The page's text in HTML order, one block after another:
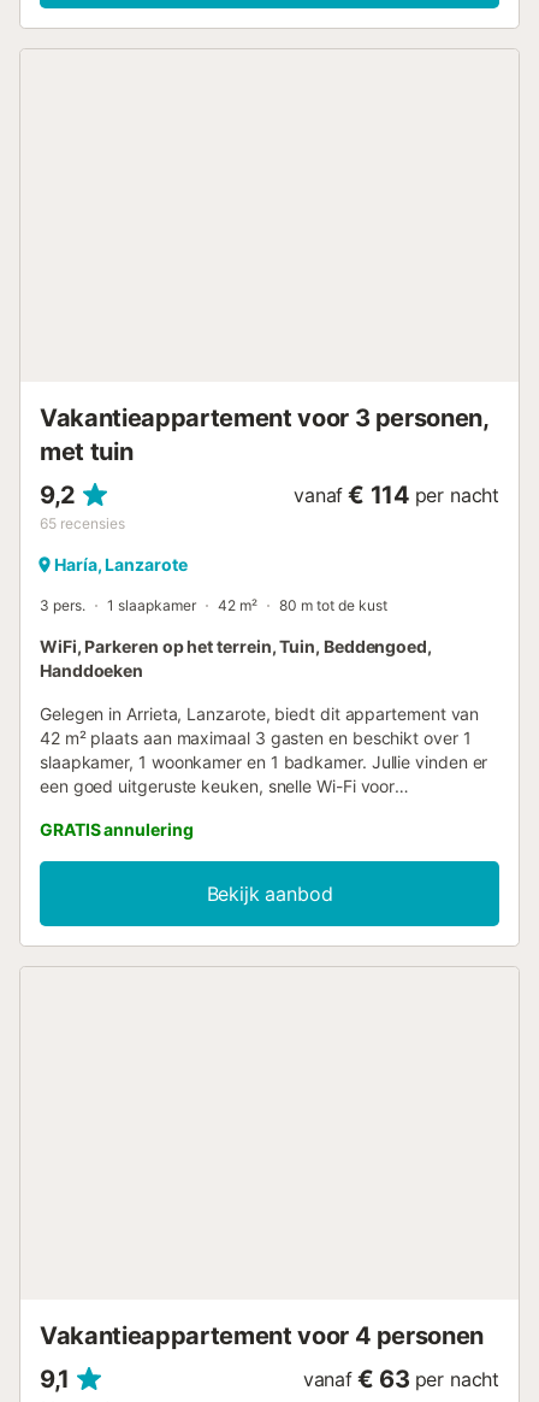
wasmachine. Kinderen zijn toegestaan en een babybedje
wandelgebieden Barranco del Huron en Los Ancones, op
slechts 5 t...
Vakantieappartement voor 3 personen,
met tuin
9,2
65 recensies
vanaf € 114 per nacht
Haría, Lanzarote
3 pers. 1 slaapkamer 42 m² 80 m tot de kust
WiFi, Parkeren op het terrein, Tuin, Beddengoed,
Handdoeken
Gelegen in Arrieta, Lanzarote, biedt dit appartement van
42 m² plaats aan maximaal 3 gasten en beschikt over 1
slaapkamer, 1 woonkamer en 1 badkamer. Jullie vinden er
een goed uitgeruste keuken, snelle Wi-Fi voor
zijn een babybedje, kinderstoel en self check-in voor extra
gemak. Stap naar buiten en geniet van jullie privé
onoverdekt terras met prachtig uitzicht op zee en bergen.
Ontspan ook in de gedeelde tuin of gebruik de privé
barbecue voor een maaltijd in de buitenlucht. Op het
GRATIS annulering
Bekijk aanbod
Vakantieappartement voor 4 personen
9,1
vanaf € 63 per nacht